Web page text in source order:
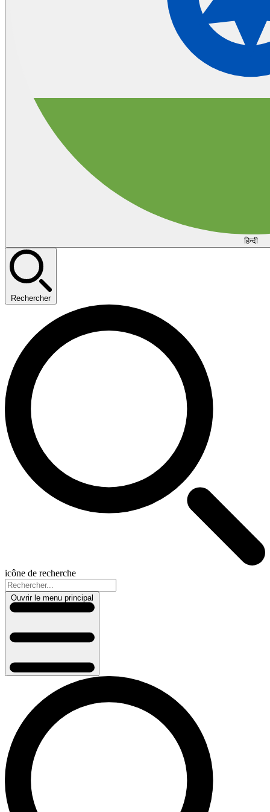
हिन्दी
Rechercher
icône de recherche
Ouvrir le menu principal